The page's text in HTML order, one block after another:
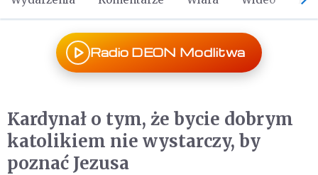
Radio DEON Modlitwa
Kardynał o tym, że bycie dobrym
katolikiem nie wystarczy, by
poznać Jezusa